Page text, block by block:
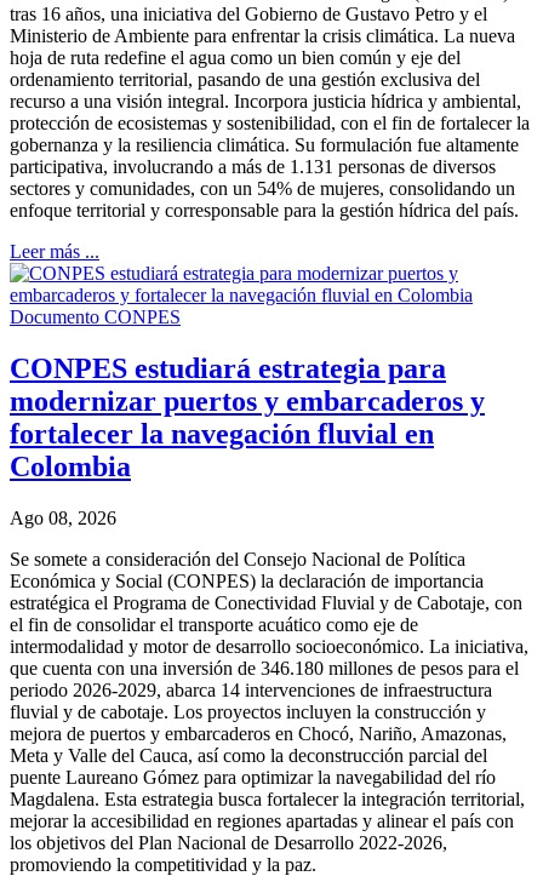
tras 16 años, una iniciativa del Gobierno de Gustavo Petro y el
Ministerio de Ambiente para enfrentar la crisis climática. La nueva
hoja de ruta redefine el agua como un bien común y eje del
ordenamiento territorial, pasando de una gestión exclusiva del
recurso a una visión integral. Incorpora justicia hídrica y ambiental,
protección de ecosistemas y sostenibilidad, con el fin de fortalecer la
gobernanza y la resiliencia climática. Su formulación fue altamente
participativa, involucrando a más de 1.131 personas de diversos
sectores y comunidades, con un 54% de mujeres, consolidando un
enfoque territorial y corresponsable para la gestión hídrica del país.
Leer más ...
Documento CONPES
CONPES estudiará estrategia para
modernizar puertos y embarcaderos y
fortalecer la navegación fluvial en
Colombia
Ago 08, 2026
Se somete a consideración del Consejo Nacional de Política
Económica y Social (CONPES) la declaración de importancia
estratégica el Programa de Conectividad Fluvial y de Cabotaje, con
el fin de consolidar el transporte acuático como eje de
intermodalidad y motor de desarrollo socioeconómico. La iniciativa,
que cuenta con una inversión de 346.180 millones de pesos para el
periodo 2026-2029, abarca 14 intervenciones de infraestructura
fluvial y de cabotaje. Los proyectos incluyen la construcción y
mejora de puertos y embarcaderos en Chocó, Nariño, Amazonas,
Meta y Valle del Cauca, así como la deconstrucción parcial del
puente Laureano Gómez para optimizar la navegabilidad del río
Magdalena. Esta estrategia busca fortalecer la integración territorial,
mejorar la accesibilidad en regiones apartadas y alinear el país con
los objetivos del Plan Nacional de Desarrollo 2022-2026,
promoviendo la competitividad y la paz.